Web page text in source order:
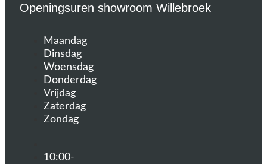
Openingsuren showroom Willebroek
Maandag
Dinsdag
Woensdag
Donderdag
Vrijdag
Zaterdag
Zondag
10:00-